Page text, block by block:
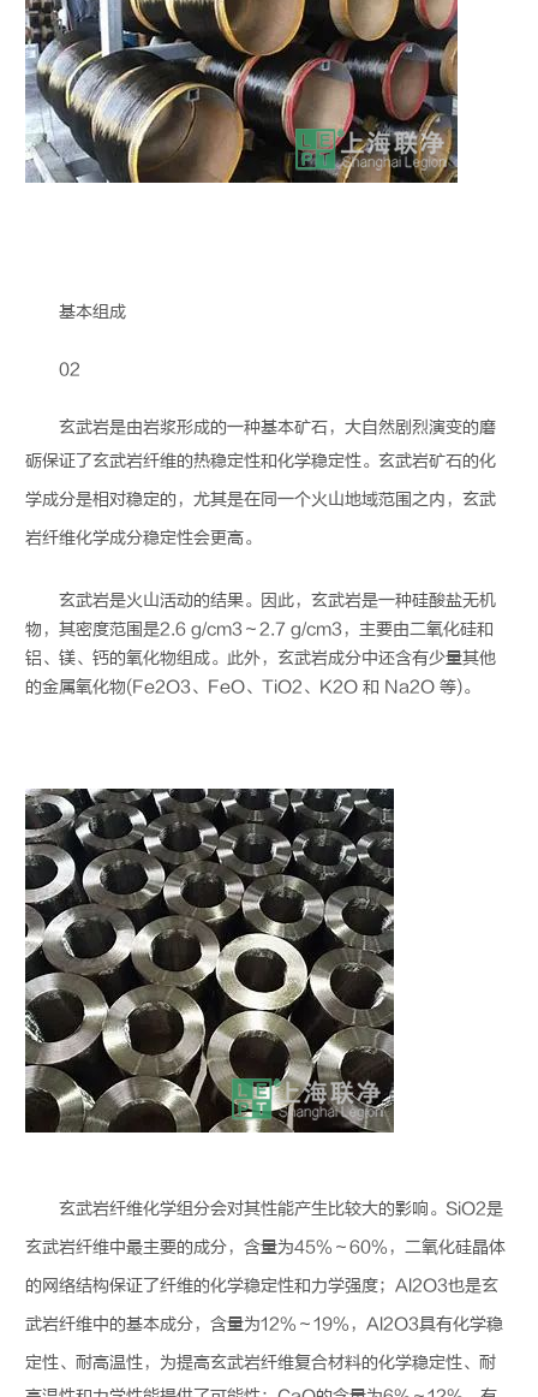
基本组成
02
玄武岩是由岩浆形成的一种基本矿石，大自然剧烈演变的磨
砺保证了玄武岩纤维的热稳定性和化学稳定性。玄武岩矿石的化
学成分是相对稳定的，尤其是在同一个火山地域范围之内，玄武
岩纤维化学成分稳定性会更高。
玄武岩是火山活动的结果。因此，玄武岩是一种硅酸盐无机
物，其密度范围是2.6 g/cm3～2.7 g/cm3，主要由二氧化硅和
铝、镁、钙的氧化物组成。此外，玄武岩成分中还含有少量其他
的金属氧化物(Fe2O3、FeO、TiO2、K2O 和 Na2O 等)。
玄武岩纤维化学组分会对其性能产生比较大的影响。SiO2是
玄武岩纤维中最主要的成分，含量为45%～60%，二氧化硅晶体
的网络结构保证了纤维的化学稳定性和力学强度；Al2O3也是玄
武岩纤维中的基本成分，含量为12%～19%，Al2O3具有化学稳
定性、耐高温性，为提高玄武岩纤维复合材料的化学稳定性、耐